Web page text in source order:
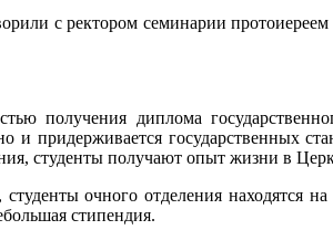
с ректором семинарии
получения диплома
и придерживается государственных
студенты получают опыт жизни в
очного отделения находятся
стипендия.